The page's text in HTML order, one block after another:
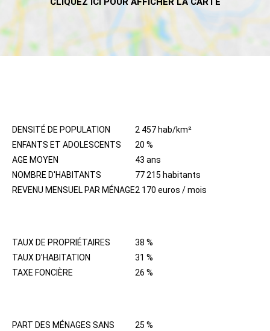
DENSITÉ DE POPULATION
2 457 hab/km²
ENFANTS ET ADOLESCENTS
20 %
AGE MOYEN
43 ans
NOMBRE D'HABITANTS
77 215 habitants
REVENU MENSUEL PAR MÉNAGE2 170 euros / mois
TAUX DE PROPRIÉTAIRES
38 %
TAUX D'HABITATION
31 %
TAXE FONCIÈRE
26 %
PART DES MÉNAGES SANS
25 %